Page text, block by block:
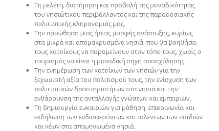
Τη μελέτη, διατήρηση και προβολή της μοναδικότητας
του νησιώτικου περιβάλλοντος και της παραδοσιακής
πολιτιστικής κληρονομιάς μας.
Την προώθηση μιας ήπιας μορφής ανάπτυξης, κυρίως
στα μικρά και απομακρυσμένα νησιά, που θα βοηθήσει
τους κατοίκους να παραμείνουν στον τόπο τους, χωρίς ο
τουρισμός να είναι η μοναδική πηγή απασχόλησης.
Την ενημέρωση των κατοίκων των νησιών για την
ξεχωριστή αξία του πολιτισμού τους, την ενίσχυση των
πολιτιστικών δραστηριοτήτων στα νησιά και την
ενθάρρυνση της ανταλλαγής γνώσεων και εμπειριών.
Τη δημιουργία ευκαιριών για μάθηση, επικοινωνία και
εκδήλωση των ενδιαφερόντων και ταλέντων των παιδιών
και νέων στα απομονωμένα νησιά.